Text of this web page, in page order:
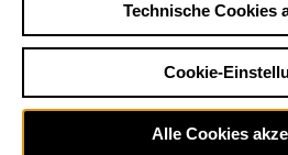
Sa29.8.
Großes
Technische Cookies
Cookie-
Alle Cookies